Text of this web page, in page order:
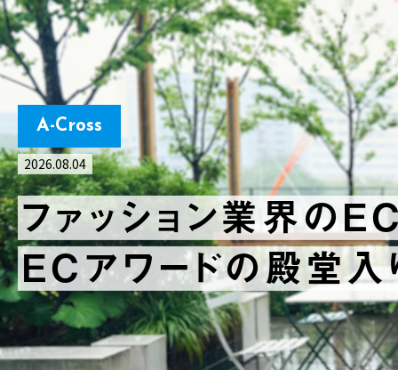
A-Cross
2026.07.13
ファッションも、サッ